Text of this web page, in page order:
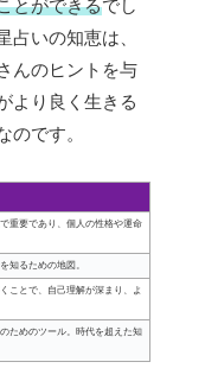
とができるでし
占いの知恵は、
んのヒントを与
より良く生きる
のです。
重要であり、個人の性格や運命
知るための地図。
ことで、自己理解が深まり、よ
ためのツール。時代を超えた知